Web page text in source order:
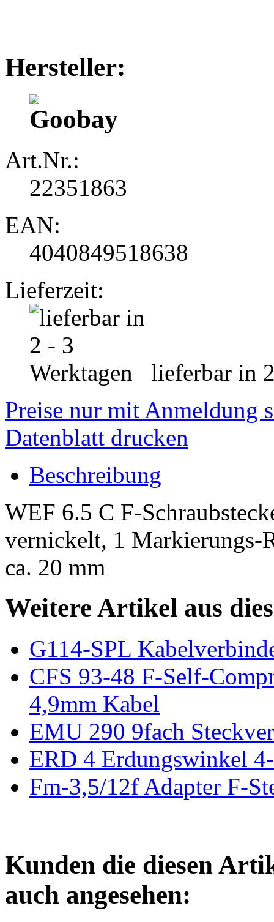
Hersteller:
Art.Nr.:
22351863
EAN:
4040849518638
Lieferzeit:
lieferbar in
Preise nur mit Anmeldung
Datenblatt drucken
Beschreibung
WEF 6.5 C F-
vernickelt, 1 Markierungs-
ca. 20 mm
Weitere Artikel aus
G114-SPL
CFS 93-48 F-Self-
4,9mm Kabel
EMU 290 9fach
ERD 4 Erdungswinkel
Fm-3,5/12f Adapter F-
Kunden die diesen
auch angesehen: